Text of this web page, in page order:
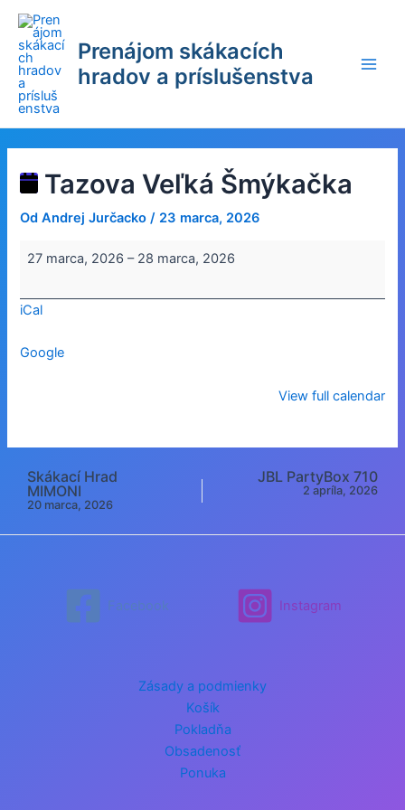
Preskočiť
obsah
Prenájom skákacích
hradov a príslušenstva
Tazova Veľká Šmýkačka
Od Andrej Jurčacko/ 23 marca, 2026
Tazova
27 marca, 2026 – 28 marca, 2026
iCal
Google
View full calendar
Post
navigation
Skákací Hrad
MIMONI
20 marca, 2026
JBL PartyBox 710
2 apríla, 2026
Facebook Instagram
Zásady a podmienky
Košík
Pokladňa
Obsadenosť
Ponuka